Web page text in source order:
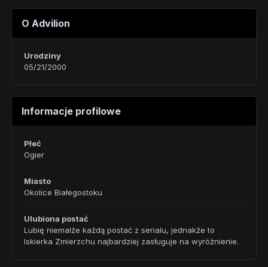
O Advilion
Urodziny
05/21/2000
Informacje profilowe
Płeć
Ogier
Miasto
Okolice Białegostoku
Ulubiona postać
Lubię niemalże każdą postać z serialu, jednakże to
Iskierka Zmierzchu najbardziej zasługuje na wyróżnienie.